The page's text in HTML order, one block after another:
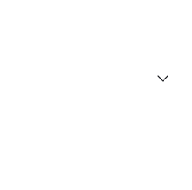
skóry,
i redukują widoczność